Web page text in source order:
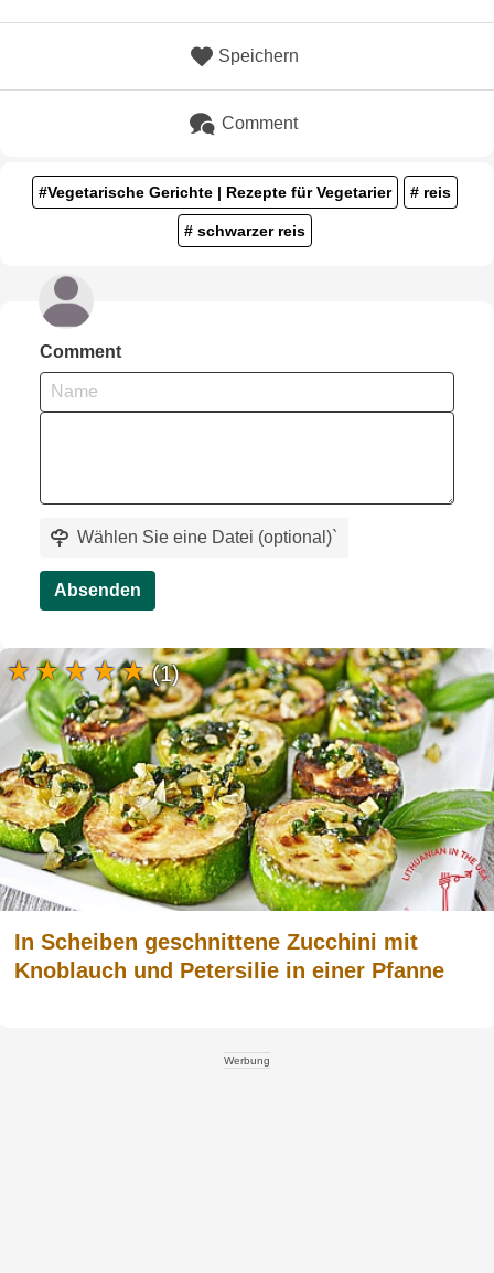
Speichern
Comment
#Vegetarische Gerichte | Rezepte für Vegetarier # reis
# schwarzer reis
Comment
Wählen Sie eine Datei (optional)`
Absenden
In Scheiben geschnittene Zucchini mit
Knoblauch und Petersilie in einer Pfanne
(1)
Werbung